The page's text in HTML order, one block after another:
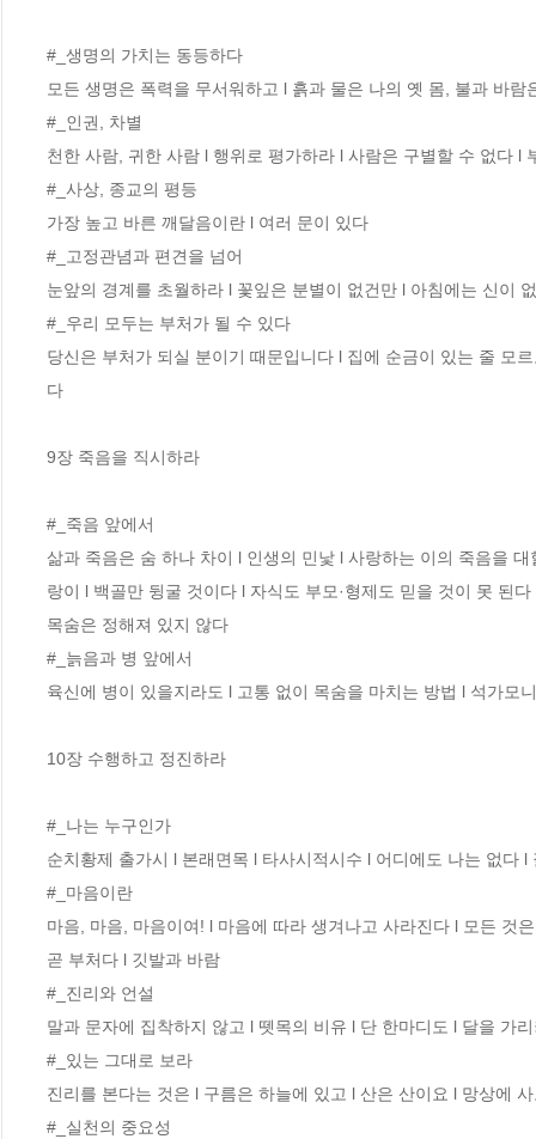
#_생명의 가치는 동등하다
모든 생명은 폭력을 무서워하고 l 흙과 물은 나의 옛 몸, 불과 바
#_인권, 차별
천한 사람, 귀한 사람 l 행위로 평가하라 l 사람은 구별할 수 없다 l
#_사상, 종교의 평등
가장 높고 바른 깨달음이란 l 여러 문이 있다
#_고정관념과 편견을 넘어
눈앞의 경계를 초월하라 l 꽃잎은 분별이 없건만 l 아침에는 신이
#_우리 모두는 부처가 될 수 있다
당신은 부처가 되실 분이기 때문입니다 l 집에 순금이 있는 줄 모
다
9장 죽음을 직시하라
#_죽음 앞에서
삶과 죽음은 숨 하나 차이 l 인생의 민낯 l 사랑하는 이의 죽음을
랑이 l 백골만 뒹굴 것이다 l 자식도 부모·형제도 믿을 것이 못 된
목숨은 정해져 있지 않다
#_늙음과 병 앞에서
육신에 병이 있을지라도 l 고통 없이 목숨을 마치는 방법 l 석가
10장 수행하고 정진하라
#_나는 누구인가
순치황제 출가시 l 본래면목 l 타사시적시수 l 어디에도 나는 없다
#_마음이란
마음, 마음, 마음이여! l 마음에 따라 생겨나고 사라진다 l 모든 것
곧 부처다 l 깃발과 바람
#_진리와 언설
말과 문자에 집착하지 않고 l 뗏목의 비유 l 단 한마디도 l 달을 가
#_있는 그대로 보라
진리를 본다는 것은 l 구름은 하늘에 있고 l 산은 산이요 l 망상에
#_실천의 중요성